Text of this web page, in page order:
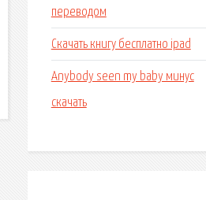
переводом
Скачать книгу бесплатно ipad
Anybody seen my baby минус
скачать